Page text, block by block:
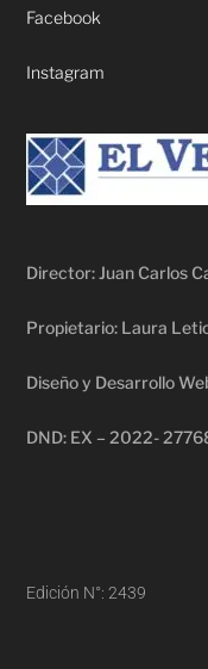
Facebook
Instagram
Director: Juan Carlos
Propietario: Laura
Diseño y Desarrollo
DND: EX – 2022-
Edición N°: 2439